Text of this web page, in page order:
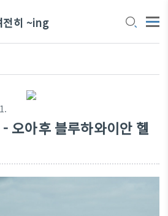
전히 ~ing
오아후 블루하와이안 헬